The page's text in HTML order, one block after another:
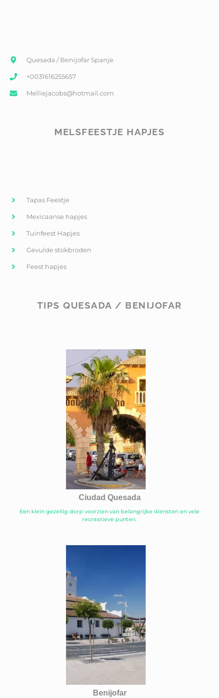
Quesada / Benijofar Spanje
+0031616255657
Melliejacobs@hotmail.com
MELSFEESTJE HAPJES
Tapas Feestje
Mexicaanse hapjes
Tuinfeest Hapjes
Gevulde stokbroden
Feest hapjes
TIPS QUESADA / BENIJOFAR
Ciudad Quesada
Een klein gezellig dorp voorzien van belangrijke diensten en vele
recreatieve punten.
Benijofar